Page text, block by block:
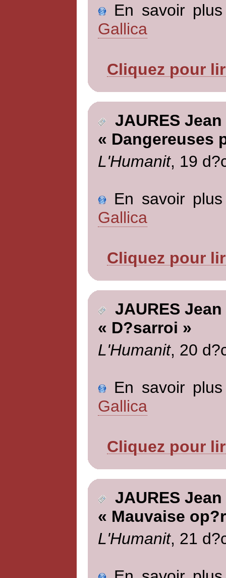
En savoir
Gallica
Cliquez pour
JAURES Jean
« Dangereuses
L'Humanit, 19
En savoir
Gallica
Cliquez pour
JAURES Jean
« D?sarroi »
L'Humanit, 20
En savoir
Gallica
Cliquez pour
JAURES Jean
« Mauvaise
L'Humanit, 21